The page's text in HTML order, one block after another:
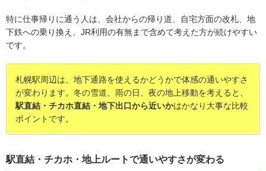
特に仕事帰りに通う人は、会社からの帰り道、自宅方面の改札、地
下鉄への乗り換え、JR利用の有無まで含めて考えた方が続けやすい
です。
札幌駅周辺は、地下通路を使えるかどうかで体感の通いやすさ
が変わります。冬の雪道、雨の日、夜の地上移動を考えると、
駅直結・チカホ直結・地下出口から近いかはかなり大事な比較
ポイントです。
駅直結・チカホ・地上ルートで通いやすさが変わる